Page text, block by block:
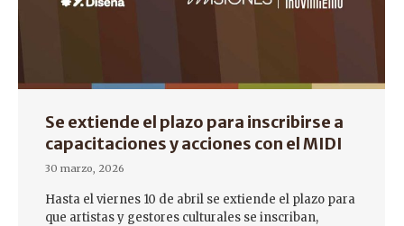
Se extiende el plazo para inscribirse a
capacitaciones y acciones con el MIDI
30 marzo, 2026
Hasta el viernes 10 de abril se extiende el plazo para
que artistas y gestores culturales se inscriban,